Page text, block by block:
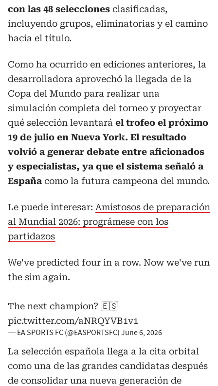
con las 48 selecciones clasificadas,
incluyendo grupos, eliminatorias y el camino
hacia el título.
Como ha ocurrido en ediciones anteriores, la
desarrolladora aprovechó la llegada de la
Copa del Mundo para realizar una
simulación completa del torneo y proyectar
qué selección levantará el trofeo el próximo
19 de julio en Nueva York. El resultado
volvió a generar debate entre aficionados
y especialistas, ya que el sistema señaló a
España como la futura campeona del mundo.
Le puede interesar: Amistosos de preparación
al Mundial 2026: prográmese con los
partidazos
We've predicted four in a row. Now we've run
the sim again.
The next champion? 🇪🇸
pic.twitter.com/aNRQYVB1v1
— EA SPORTS FC (@EASPORTSFC) June 6, 2026
La selección española llega a la cita orbital
como una de las grandes candidatas después
de consolidar una nueva generación de